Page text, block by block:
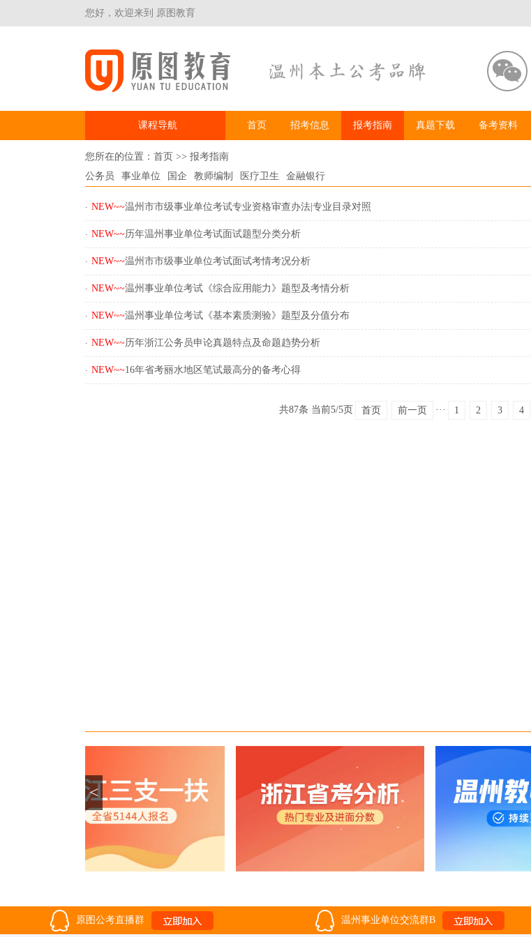
您好，欢迎来到 原图教育
课程导航 首页 招考信息 报考指南 真题下载 备考资料
您所在的位置： 首页 >> 报考指南
公务员
事业单位 国企 教师编制 医疗卫生 金融银行
. NEW~~温州市市级事业单位考试专业资格审查办法|专业目录对照
. NEW~~历年温州事业单位考试面试题型分类分析
. NEW~~温州市市级事业单位考试面试考情考况分析
. NEW~~温州事业单位考试《综合应用能力》题型及考情分析
. NEW~~温州事业单位考试《基本素质测验》题型及分值分布
. NEW~~历年浙江公务员申论真题特点及命题趋势分析
. NEW~~16年省考丽水地区笔试最高分的备考心得
共87条 当前5/5页 首页 前一页 ··· 1 2 3 4
<
原图公考直播群 温州事业单位交流群B